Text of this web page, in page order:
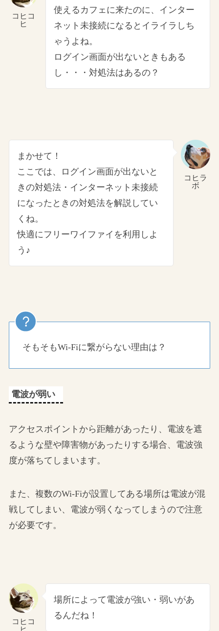
コヒコ
ヒ
使えるカフェに来たのに、インター
ネット未接続になるとイライラしち
ゃうよね。
ログイン画面が出ないときもある
し・・・対処法はあるの？
コヒラ
ボ
まかせて！
ここでは、ログイン画面が出ないと
きの対処法・インターネット未接続
になったときの対処法を解説してい
くね。
快適にフリーワイファイを利用しよ
う♪
そもそもWi-Fiに繋がらない理由は？
電波が弱い
アクセスポイントから距離があったり、電波を遮
るような壁や障害物があったりする場合、電波強
度が落ちてしまいます。
また、複数のWi-Fiが設置してある場所は電波が混
戦してしまい、電波が弱くなってしまうので注意
が必要です。
コヒコ
場所によって電波が強い・弱いがあ
るんだね！